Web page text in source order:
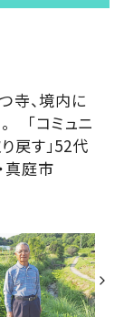
寺、境内に
「コミュニ
戻す」52代
庭市